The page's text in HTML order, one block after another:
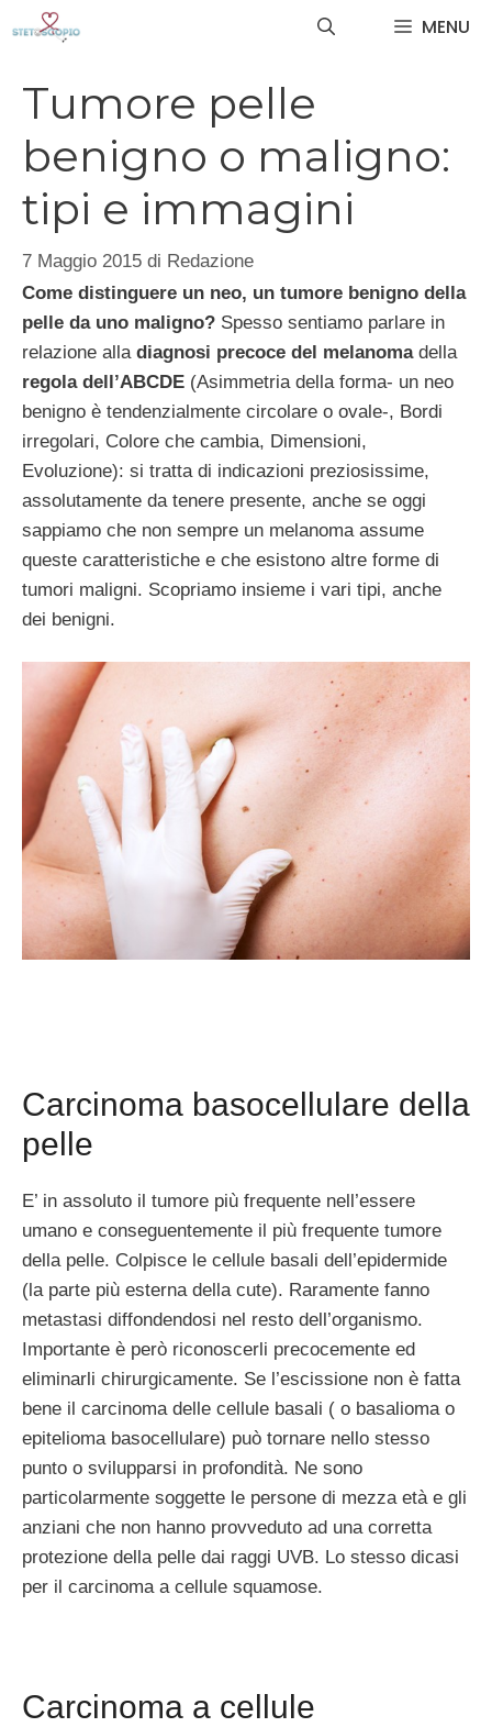
MENU
Tumore pelle
benigno o maligno:
tipi e immagini
7 Maggio 2015 di Redazione
Come distinguere un neo, un tumore benigno della
pelle da uno maligno? Spesso sentiamo parlare in
relazione alla diagnosi precoce del melanomadella
regola dell’ABCDE (Asimmetria della forma- un neo
benigno è tendenzialmente circolare o ovale-, Bordi
irregolari, Colore che cambia, Dimensioni,
Evoluzione): si tratta di indicazioni preziosissime,
assolutamente da tenere presente, anche se oggi
sappiamo che non sempre un melanoma assume
queste caratteristiche e che esistono altre forme di
tumori maligni. Scopriamo insieme i vari tipi, anche
dei benigni.
Carcinoma basocellulare della
pelle
E’ in assoluto il tumore più frequente nell’essere
umano e conseguentemente il più frequente tumore
della pelle. Colpisce le cellule basali dell’epidermide
(la parte più esterna della cute). Raramente fanno
metastasi diffondendosi nel resto dell’organismo.
Importante è però riconoscerli precocemente ed
eliminarli chirurgicamente. Se l’escissione non è fatta
bene il carcinoma delle cellule basali ( o basalioma o
epitelioma basocellulare) può tornare nello stesso
punto o svilupparsi in profondità. Ne sono
particolarmente soggette le persone di mezza età e gli
anziani che non hanno provveduto ad una corretta
protezione della pelle dai raggi UVB. Lo stesso dicasi
per il carcinoma a cellule squamose.
Carcinoma a cellule